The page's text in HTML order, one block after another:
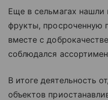
Еще в сельмагах
фрукты,
вместе с
соблюдался
В итоге деятельность
объектов